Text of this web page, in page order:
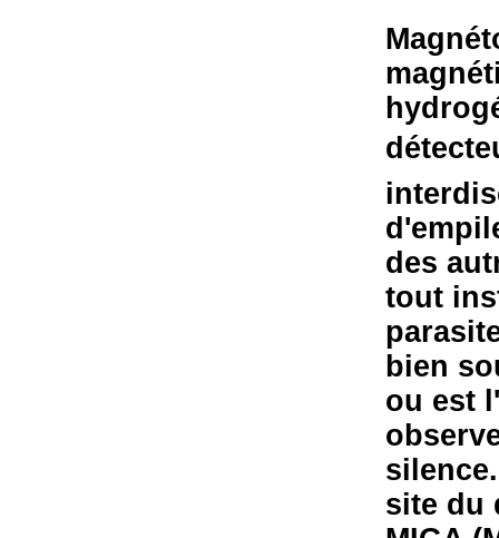
des
tout
bien
ou est
site du